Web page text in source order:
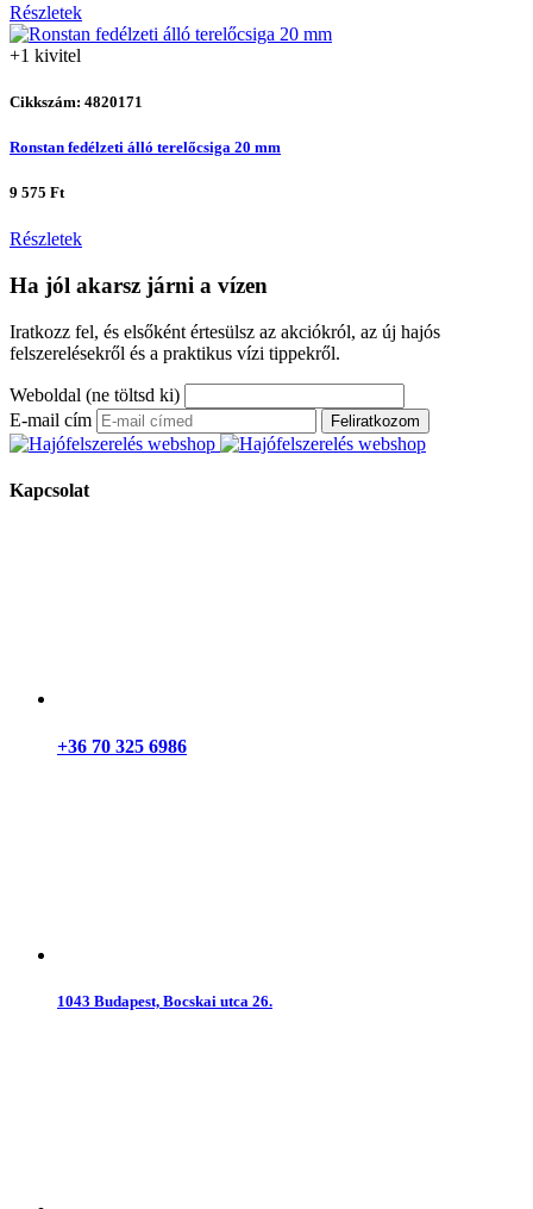
Részletek
+1 kivitel
Cikkszám: 4820171
Ronstan fedélzeti álló terelőcsiga 20 mm
9 575 Ft
Részletek
Ha jól akarsz járni a vízen
Iratkozz fel, és elsőként értesülsz az akciókról, az új hajós
felszerelésekről és a praktikus vízi tippekről.
Weboldal (ne töltsd ki)
E-mail cím
Feliratkozom
Kapcsolat
+36 70 325 6986
1043 Budapest, Bocskai utca 26.